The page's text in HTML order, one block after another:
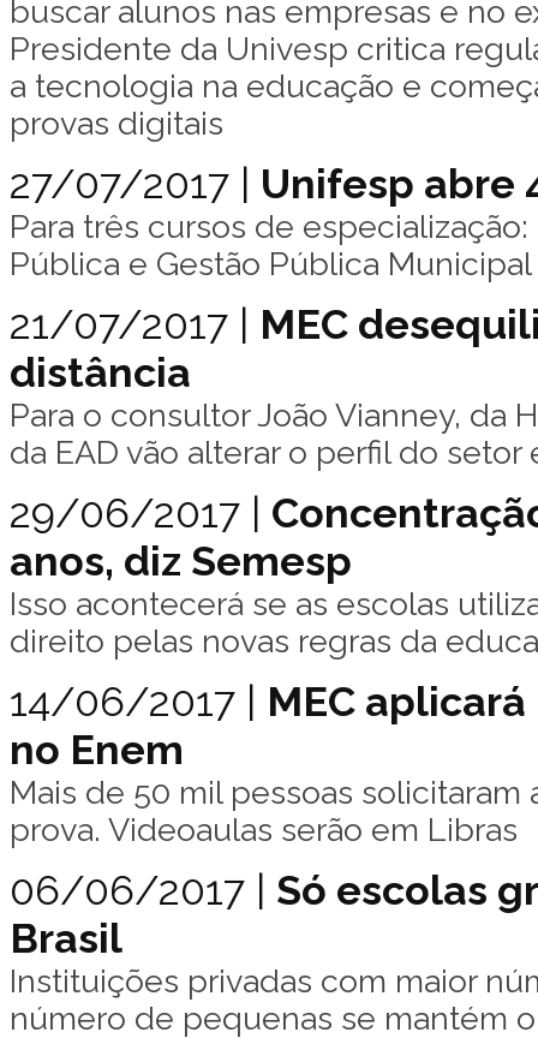
buscar alunos nas empresas e no
Presidente da Univesp critica
a tecnologia na educação e
provas digitais
27/07/2017 | Unifesp abre
Para três cursos de
Pública e Gestão Pública Municipal
21/07/2017 | MEC
distância
Para o consultor João Vianney, da
da EAD vão alterar o perfil do
29/06/2017 |
anos, diz Semesp
Isso acontecerá se as escolas
direito pelas novas regras da
14/06/2017 | MEC
no Enem
Mais de 50 mil pessoas
prova. Videoaulas serão em Libras
06/06/2017 | Só escolas
Brasil
Instituições privadas com maior
número de pequenas se mantém